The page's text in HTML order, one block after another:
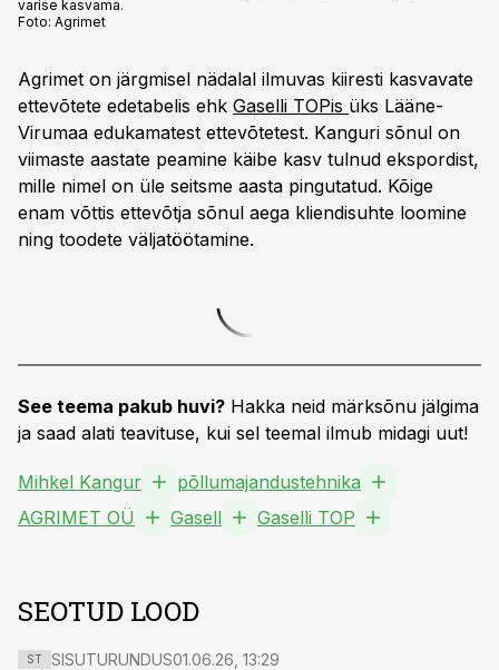
varise kasvama.
Foto: Agrimet
Agrimet on järgmisel nädalal ilmuvas kiiresti kasvavate
ettevõtete edetabelis ehk Gaselli TOPis üks Lääne-
Virumaa edukamatest ettevõtetest. Kanguri sõnul on
viimaste aastate peamine käibe kasv tulnud ekspordist,
mille nimel on üle seitsme aasta pingutatud. Kõige
enam võttis ettevõtja sõnul aega kliendisuhte loomine
ning toodete väljatöötamine.
See teema pakub huvi? Hakka neid märksõnu jälgima
ja saad alati teavituse, kui sel teemal ilmub midagi uut!
Mihkel Kangur
põllumajandustehnika
AGRIMET OÜ
Gasell Gaselli TOP
SEOTUD LOOD
ST SISUTURUNDUS01.06.26, 13:29